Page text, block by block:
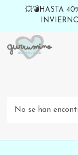
💥💣HASTA
No se han